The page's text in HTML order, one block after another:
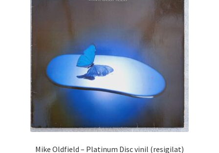
Mike Oldfield – Platinum Disc vinil (resigilat)